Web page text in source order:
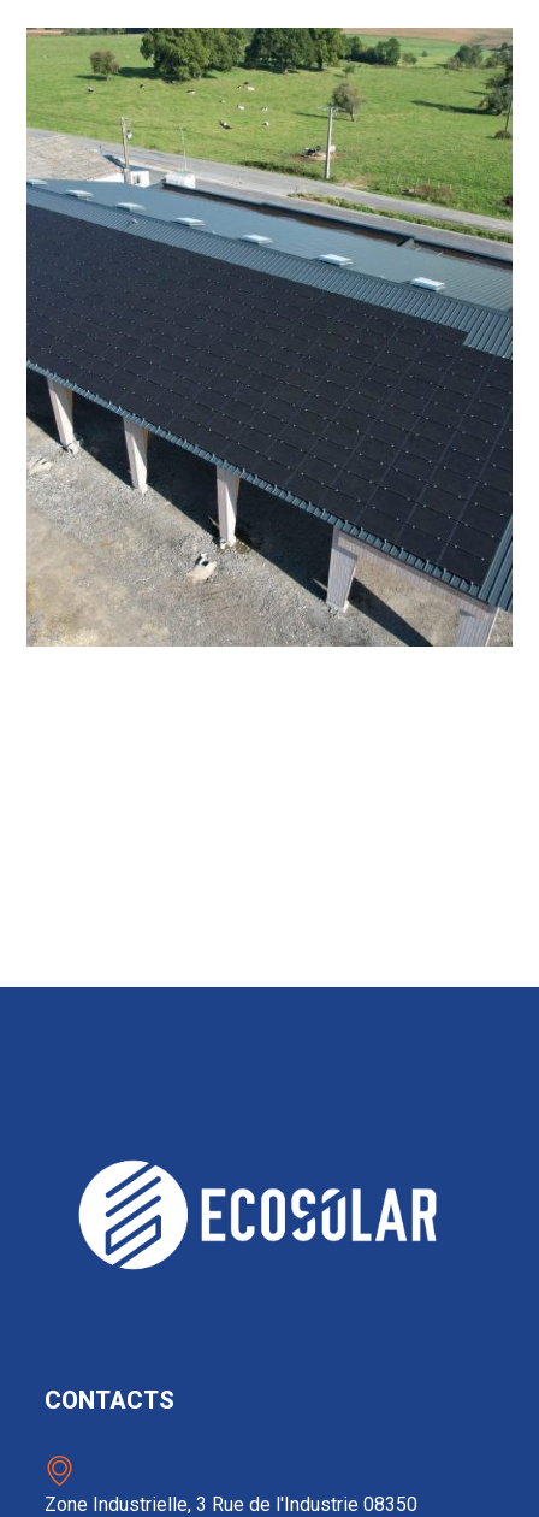
CONTACTS
Zone Industrielle, 3 Rue de l'Industrie 08350